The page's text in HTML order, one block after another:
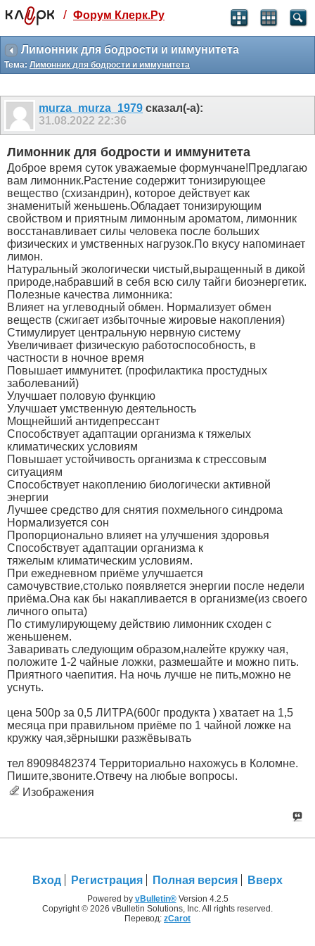
Святые угодники, Клерк без рекламы
прекрасен:)
месяц
3 месяца
259
₽
-10%
499 ₽
-15%
Отмена Оплатить
/ Форум Клерк.Ру
Лимонник для бодрости и иммунитета
Тема: Лимонник для бодрости и иммунитета
murza_murza_1979 сказал(-а):
31.08.2022 22:36
Лимонник для бодрости и иммунитета
Доброе время суток уважаемые формунчане!Предлагаю
вам лимонник.Растение содержит тонизирующее
вещество (схизандрин), которое действует как
знаменитый женьшень.Обладает тонизирующим
свойством и приятным лимонным ароматом, лимонник
восстанавливает силы человека после больших
физических и умственных нагрузок.По вкусу напоминает
лимон.
Натуральный экологически чистый,выращенный в дикой
природе,набравший в себя всю силу тайги биоэнергетик.
Полезные качества лимонника:
Влияет на углеводный обмен. Нормализует обмен
веществ (сжигает избыточные жировые накопления)
Стимулирует центральную нервную систему
Увеличивает физическую работоспособность, в
частности в ночное время
Повышает иммунитет. (профилактика простудных
заболеваний)
Улучшает половую функцию
Улучшает умственную деятельность
Мощнейший антидепрессант
Способствует адаптации организма к тяжелых
климатических условиям
Повышает устойчивость организма к стрессовым
ситуациям
Способствует накоплению биологически активной
энергии
Лучшее средство для снятия похмельного синдрома
Нормализуется сон
Пропорционально влияет на улучшения здоровья
Способствует адаптации организма к
тяжелым климатическим условиям.
При ежедневном приёме улучшается
самочувствие,столько появляется энергии после недели
приёма.Она как бы накапливается в организме(из своего
личного опыта)
По стимулирующему действию лимонник сходен с
женьшенем.
Заваривать следующим образом,налейте кружку чая,
положите 1-2 чайные ложки, размешайте и можно пить.
Приятного чаепития. На ночь лучше не пить,можно не
уснуть.
цена 500р за 0,5 ЛИТРА(600г продукта ) хватает на 1,5
месяца при правильном приёме по 1 чайной ложке на
кружку чая,зёрнышки разжёвывать
тел 89098482374 Территориально нахожусь в Коломне.
Пишите,звоните.Отвечу на любые вопросы.
Изображения
Вход Регистрация Полная версия Вверх
Powered by vBulletin®Version 4.2.5
Copyright © 2026 vBulletin Solutions, Inc. All rights reserved.
Перевод: zCarot